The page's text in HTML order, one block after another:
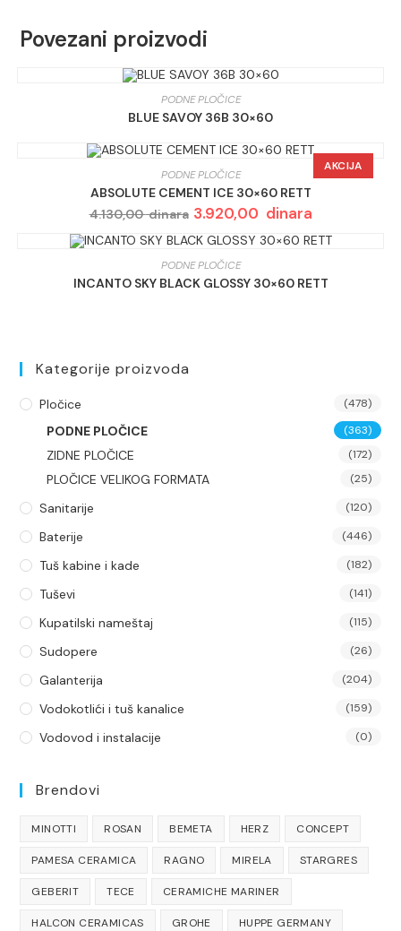
Povezani proizvodi
PODNE PLOČICE
BLUE SAVOY 36B 30×60
AKCIJA
PODNE PLOČICE
ABSOLUTE CEMENT ICE 30×60 RETT
4.130,00dinara Originalna
je
bila:
4.130,00 dinara.
3.920,00 dinaraTrenutna
je:
3.920,00
PODNE PLOČICE
INCANTO SKY BLACK GLOSSY 30×60 RETT
Kategorije proizvoda
Pločice (478)
PODNE PLOČICE (363)
ZIDNE PLOČICE (172)
PLOČICE VELIKOG FORMATA (25)
Sanitarije (120)
Baterije (446)
Tuš kabine i kade (182)
Tuševi (141)
Kupatilski nameštaj (115)
Sudopere (26)
Galanterija (204)
Vodokotlići i tuš kanalice (159)
Vodovod i instalacije (0)
Brendovi
MINOTTI ROSAN BEMETA HERZ CONCEPT
PAMESA CERAMICA RAGNO MIRELA STARGRES
GEBERIT TECE CERAMICHE MARINER
HALCON CERAMICAS GROHE HUPPE GERMANY